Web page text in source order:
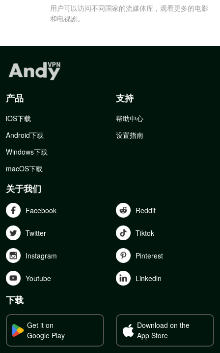
用户可以访问不同国家的流媒体库，观看更多的电影
和电视剧。
产品
iOS下载
Android下载
Windows下载
macOS下载
支持
帮助中心
设置指南
关于我们
Facebook Reddit
Twitter Tiktok
Instagram Pinterest
Youtube Linkedln
下载
Get it on
Google Play
Download on the
App Store